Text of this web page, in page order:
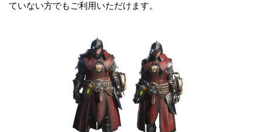
ていない方でもご利用いただけます。